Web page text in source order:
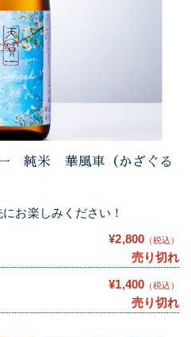
一 純米 華風車（かざぐる
お楽しみください！
¥2,800 （税込）
売り切れ
¥1,400 （税込）
売り切れ